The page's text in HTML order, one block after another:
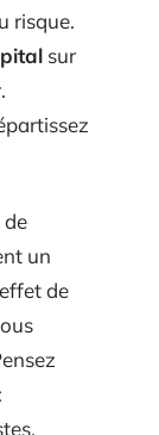
risque.
sur
de
un
de